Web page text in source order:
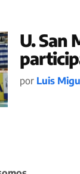
U. San
por Luis